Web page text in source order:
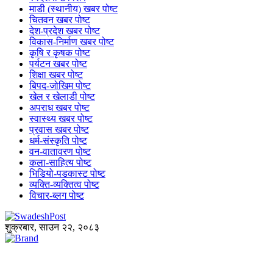
माडी (स्थानीय) खबर पोष्ट
चितवन खबर पोष्ट
देश-प्रदेश खबर पोष्ट
विकास-निर्माण खबर पोष्ट
कृषि र कृषक पोष्ट
पर्यटन खबर पोष्ट
शिक्षा खबर पोष्ट
बिपद-जोखिम पोष्ट
खेल र खेलाडी पोष्ट
अपराध खबर पोष्ट
स्वास्थ्य खबर पोष्ट
प्रवास खबर पोष्ट
धर्म-संस्कृति पोष्ट
वन-वातावरण पोष्ट
कला-साहित्य पोष्ट
भिडियो-पडकास्ट पोष्ट
व्यक्ति-व्यक्तित्व पोष्ट
विचार-ब्लग पोष्ट
शुक्रबार, साउन २२, २०८३